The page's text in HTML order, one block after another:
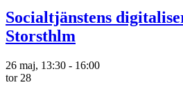
Socialtjänstens
Storsthlm
26 maj, 13:30 - 16:00
tor 28